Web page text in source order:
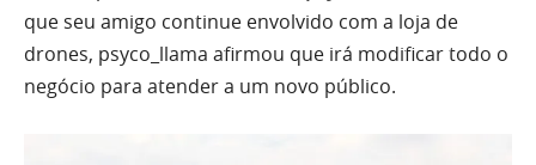
que seu amigo continue envolvido com a loja de
drones, psyco_llama afirmou que irá modificar todo o
negócio para atender a um novo público.